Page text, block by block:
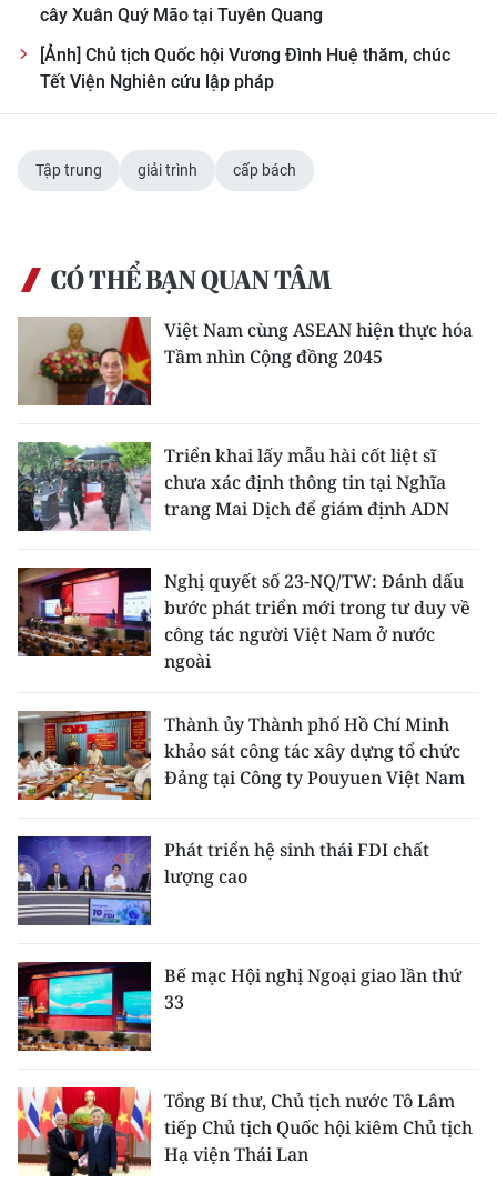
cây Xuân Quý Mão tại Tuyên Quang
[Ảnh] Chủ tịch Quốc hội Vương Đình Huệ thăm, chúc
Tết Viện Nghiên cứu lập pháp
Tập trung giải trình cấp bách
CÓ THỂ BẠN QUAN TÂM
Việt Nam cùng ASEAN hiện thực hóa
Tầm nhìn Cộng đồng 2045
Triển khai lấy mẫu hài cốt liệt sĩ
chưa xác định thông tin tại Nghĩa
trang Mai Dịch để giám định ADN
Nghị quyết số 23-NQ/TW: Đánh dấu
bước phát triển mới trong tư duy về
công tác người Việt Nam ở nước
ngoài
Thành ủy Thành phố Hồ Chí Minh
khảo sát công tác xây dựng tổ chức
Đảng tại Công ty Pouyuen Việt Nam
Phát triển hệ sinh thái FDI chất
lượng cao
Bế mạc Hội nghị Ngoại giao lần thứ
33
Tổng Bí thư, Chủ tịch nước Tô Lâm
tiếp Chủ tịch Quốc hội kiêm Chủ tịch
Hạ viện Thái Lan